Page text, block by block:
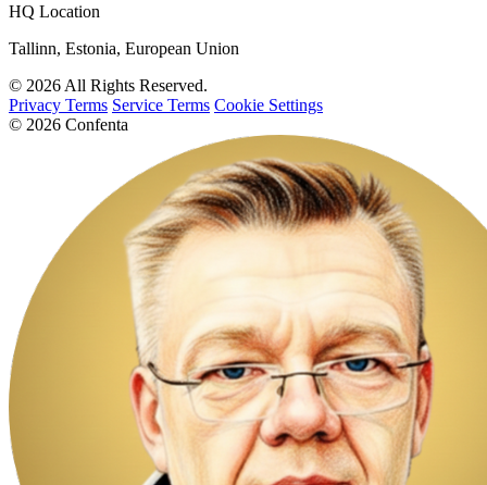
HQ Location
Tallinn, Estonia, European Union
© 2026 All Rights Reserved.
Privacy Terms Service Terms Cookie Settings
© 2026 Confenta